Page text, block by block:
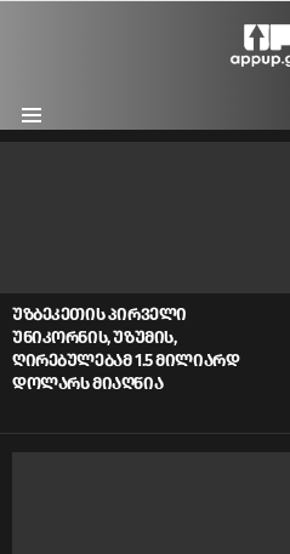
Menu
ᲣᲖᲑᲔᲙᲔᲗᲘᲡ ᲞᲘᲠᲕᲔᲚᲘ
ᲣᲜᲘᲙᲝᲠᲜᲘᲡ, ᲣᲖᲣᲛᲘᲡ,
ᲦᲘᲠᲔᲑᲣᲚᲔᲑᲐᲛ 1.5 ᲛᲘᲚᲘᲐᲠᲓ
ᲓᲝᲚᲐᲠᲡ ᲛᲘᲐᲦᲬᲘᲐ